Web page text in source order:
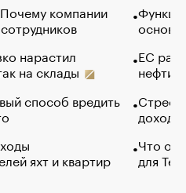
компании
нарастил
на склады
способ вредить
яхт и квартир
основ
ЕС
нефти
Что
для